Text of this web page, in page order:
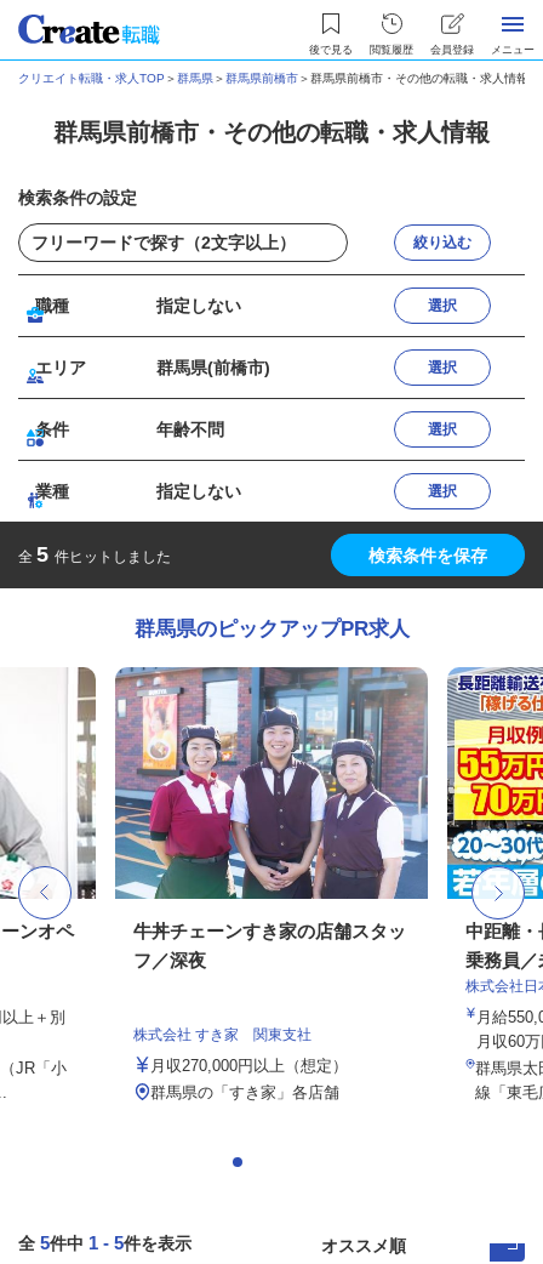
後で見る 閲覧履歴 会員登録 メニュー
クリエイト転職・求人TOP ＞群馬県＞群馬県前橋市＞群馬県前橋市・その他の転職・求人情報
群馬県前橋市・その他の転職・求人情報
検索条件の設定
絞り込む
職種 指定しない 選択
エリア 群馬県(前橋市) 選択
条件 年齢不問 選択
業種 指定しない 選択
全 5 件ヒットしました 検索条件を保存
群馬県のピックアップPR求人
ンオペ
上＋別
JR「小
牛丼チェーンすき家の店舗スタッ
フ／深夜
株式会社 すき家 関東支社
月収270,000円以上（想定）
群馬県の「すき家」各店舗
中距離・
乗務員／
株式会社日
月給
月収60
群馬県太
線「東毛
全 5件中 1 - 5件を表示